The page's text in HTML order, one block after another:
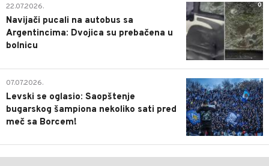
0
22.07.2026.
Navijači pucali na autobus sa
Argentincima: Dvojica su prebačena u
bolnicu
1
07.07.2026.
Levski se oglasio: Saopštenje
bugarskog šampiona nekoliko sati pred
meč sa Borcem!